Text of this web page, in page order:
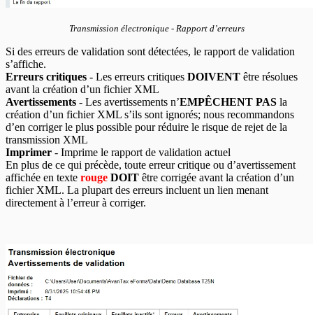
Transmission électronique - Rapport d’erreurs
Si des erreurs de validation sont détectées, le rapport de validation
s’affiche.
Erreurs critiques - Les erreurs critiques DOIVENT être résolues
avant la création d’un fichier XML
Avertissements - Les avertissements n’EMPÊCHENT PAS la
création d’un fichier XML s’ils sont ignorés; nous recommandons
d’en corriger le plus possible pour réduire le risque de rejet de la
transmission XML
Imprimer - Imprime le rapport de validation actuel
En plus de ce qui précède, toute erreur critique ou d’avertissement
affichée en texte rouge DOIT être corrigée avant la création d’un
fichier XML. La plupart des erreurs incluent un lien menant
directement à l’erreur à corriger.